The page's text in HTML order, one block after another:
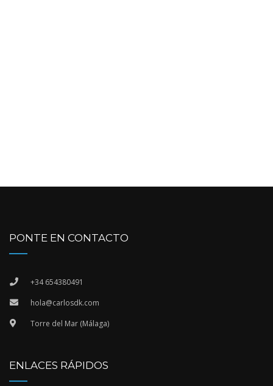
PONTE EN CONTACTO
+34 654380491
hola@carlosdk.com
Torre del Mar (Málaga)
ENLACES RÁPIDOS